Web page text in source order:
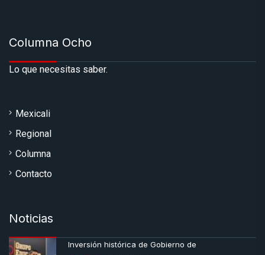
Columna Ocho
Lo que necesitas saber.
Mexicali
Regional
Columna
Contacto
Noticias
Inversión histórica de Gobierno de